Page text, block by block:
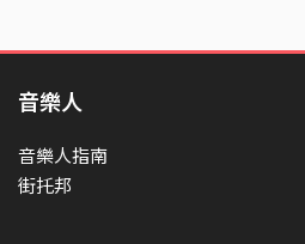
音樂人
音樂人指南
街托邦